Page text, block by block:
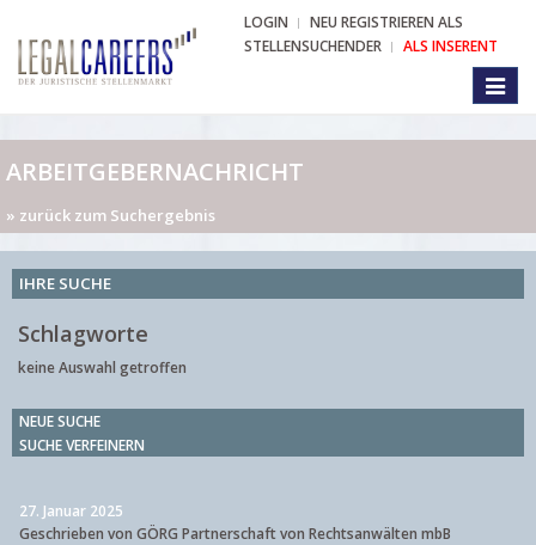
LOGIN
NEU REGISTRIEREN ALS
STELLENSUCHENDER
ALS INSERENT
ARBEITGEBERNACHRICHT
» zurück zum Suchergebnis
IHRE SUCHE
Schlagworte
keine Auswahl getroffen
NEUE SUCHE
SUCHE VERFEINERN
27. Januar 2025
Geschrieben von GÖRG Partnerschaft von Rechtsanwälten mbB